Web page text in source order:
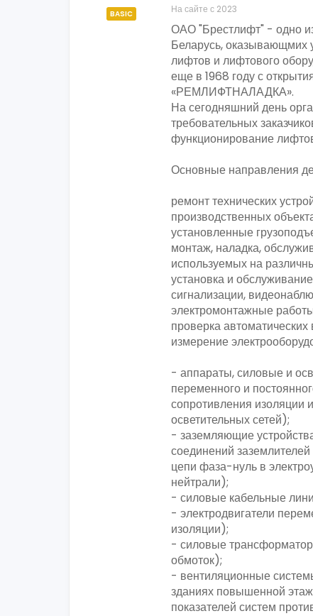
BASIC На сайте с 2023
ОАО "Брестлифт" - одно
Беларусь, оказывающмих
лифтов и лифтового
еще в 1968 году с
«РЕМЛИФТНАЛАДКА».
На сегодняшний день
требовательных
функционирование
Основные направления
ремонт технических
производственных
установленные
монтаж, наладка,
используемых на
установка и
сигнализации,
электромонтажные
проверка
измерение
- аппараты, силовые и
переменного и
сопротивления изоляции
осветительных сетей);
- заземляющие
соединений
цепи фаза-нуль в
нейтрали);
- силовые кабельные
- электродвигатели
изоляции);
- силовые
обмоток);
- вентиляционные
зданиях повышенной
показателей систем